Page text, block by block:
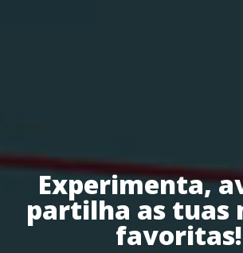
Experimenta,
partilha as tuas
favoritas!